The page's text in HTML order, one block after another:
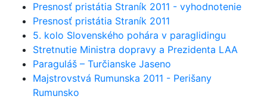
Presnosť pristátia Straník 2011 - vyhodnotenie
Presnosť pristátia Straník 2011
5. kolo Slovenského pohára v paraglidingu
Stretnutie Ministra dopravy a Prezidenta LAA
Paraguláš – Turčianske Jaseno
Majstrovstvá Rumunska 2011 - Perišany
Rumunsko